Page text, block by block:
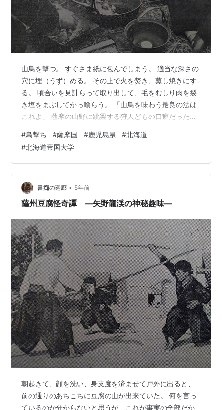
山鳥を撃つ。 すぐさま紙に包んでしまう。 適当な深さの
穴に埋（うず）める。 その上で火を焚き、蒸し焼きにす
る。 頃合いを見計らって取り出して、毛をむしり肉を裂
き塩をまぶしてかっ喰らう。 「山鳥を味わう最良の法は
これよ」 薩摩の山野に跳梁する狩人どもの口癖だった。
とに相応しい、野趣に富んだ木強ぶりであったろう。 中
学生のころ、図書室に置いてあった『クリムゾンの迷
宮』でこれとよく似た調理法を目にしたような気もする
が、なにぶん遠い昔のはなし、うろおぼえもいいとこ
で、ちょっと確信を抱けない。 当時は未だ、気に入った
箇所、忘れたくない知識等を…
#鳥撃ち #薩摩国 #鹿児島県 #北海道
#北海道帝国大学
書痴の廻廊 • 5年前
薩州豆腐怪奇譚 ―矢野龍渓の神秘趣味―
朝起きて、顔を洗い、身支度を済ませて戸外に出ると、
前の通りのあちこちに豆腐の山が出来ていた。 何を言っ
ているのか分からないと思うが、これが事実の全部だか